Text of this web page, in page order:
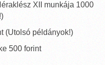
XII munkája 1000
(Utolsó példányok!)
500 forint